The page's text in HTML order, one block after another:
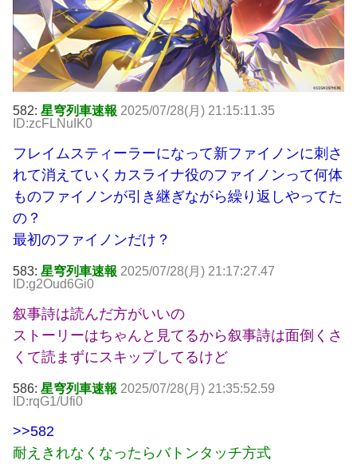
582: 星穹列車速報 2025/07/28(月) 21:15:11.35
ID:zcFLNuIK0
フレイムスティーラーになって新ファイノンに刺さ
れて消えていくカスライナ役のファイノンって何体
ものファイノンが引き継ぎながら繰り返しやってた
の？
最初のファイノンだけ？
583: 星穹列車速報 2025/07/28(月) 21:17:27.47
ID:g2Oud6Gi0
叙事詩は読んだ方がいいの
ストーリーはちゃんと見てるから叙事詩は面倒くさ
くて読まずにスキップしてるけど
586: 星穹列車速報 2025/07/28(月) 21:35:52.59
ID:rqG1/Ufi0
>>582
耐えきれなくなったらバトンタッチ方式